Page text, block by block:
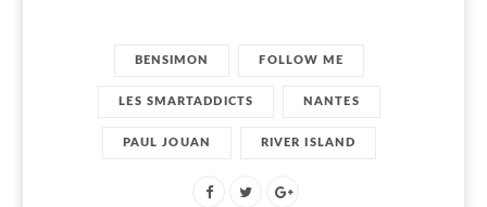
BENSIMON FOLLOW ME
LES SMARTADDICTS NANTES
PAUL JOUAN RIVER ISLAND